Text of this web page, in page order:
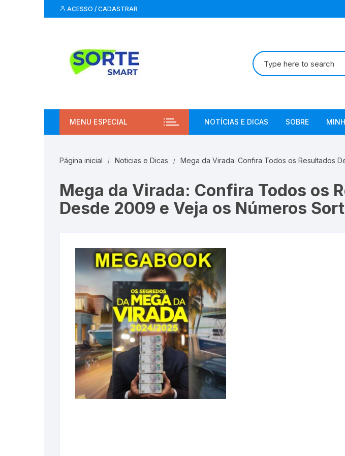
para
ACESSO / CADASTRAR
Pesquisar
por:
MENU ESPECIAL NOTÍCIAS E DICAS SOBRE
Página inicial Noticias e Dicas Mega da Virada: Confira Todos os Resultados
Mega da Virada: Confira Todos os
Desde 2009 e Veja os Números